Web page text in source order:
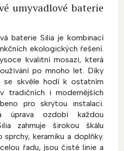
umyvadlové baterie
baterie Silia je kombinací
ekologických řešení.
kvalitní mosazi, která
po mnoho let. Díky
se skvěle hodí k ostatním
tradičních i modernějších
pro skrytou instalaci.
úprava ozdobí každou
zahrnuje širokou škálu
keramiku a doplňky.
řadu, jsou čisté linie a